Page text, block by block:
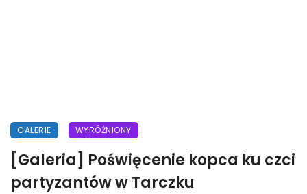
GALERIE WYRÓŻNIONY
[Galeria] Poświęcenie kopca ku czci
partyzantów w Tarczku